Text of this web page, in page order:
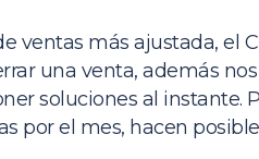
ventas más ajustada, el
una venta, además
soluciones al instante.
por el mes, hacen